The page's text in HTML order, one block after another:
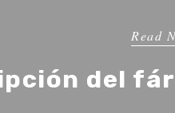
Read
del